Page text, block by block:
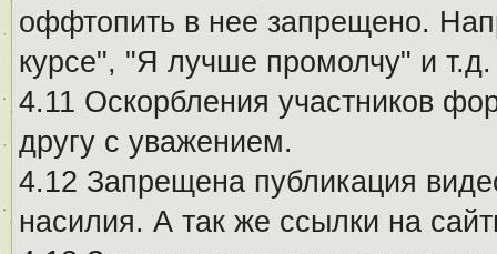
оффтопить в нее запрещено.
курсе", "Я лучше промолчу" и
4.11 Оскорбления участников
другу с уважением.
4.12 Запрещена публикация
насилия. А так же ссылки на